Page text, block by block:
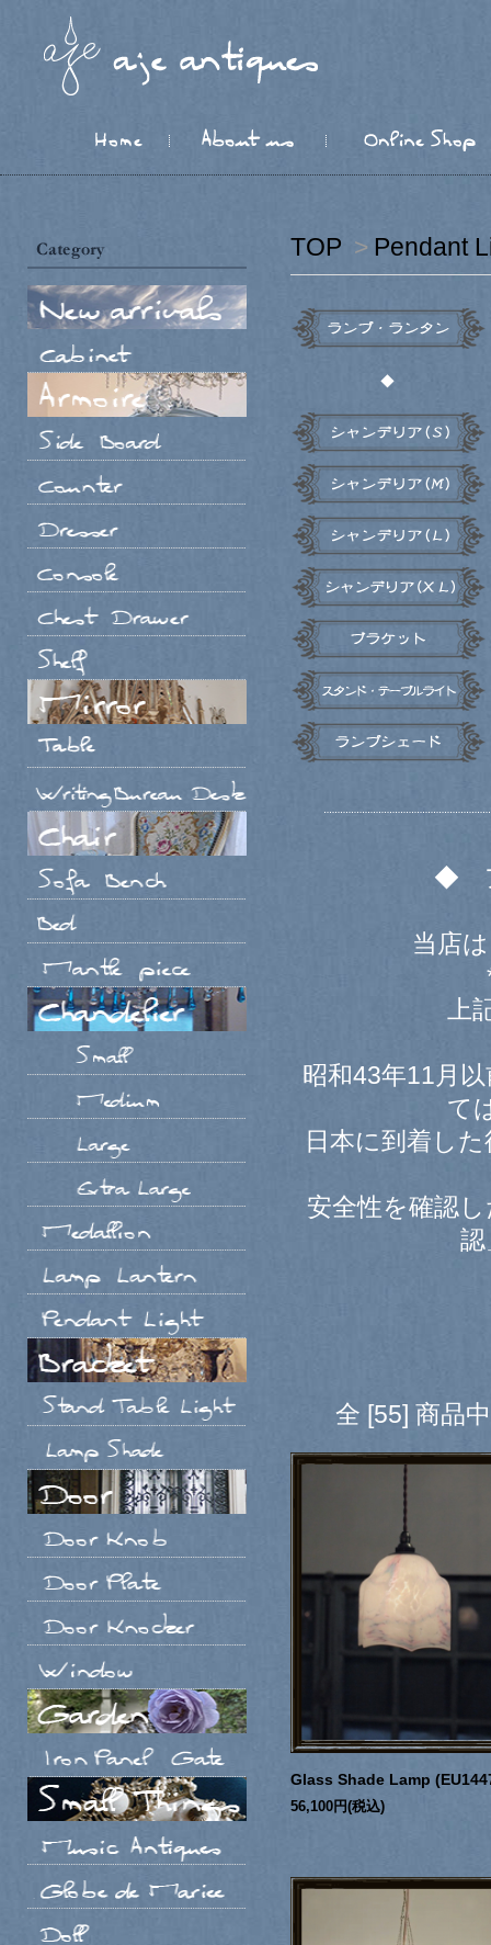
TOP > Pendant
◆
◆
当店
上
昭和43年11月
て
日本に到着し
安全性を確認
全 [55] 商品
Glass Shade Lamp
56,100円(税込)